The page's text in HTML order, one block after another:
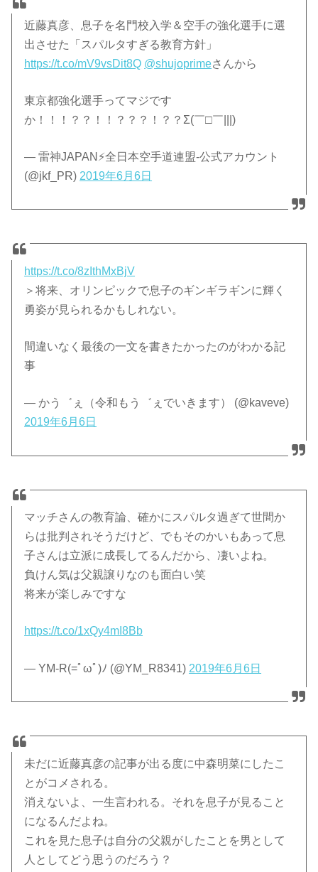
近藤真彦、息子を名門校入学＆空手の強化選手に選
出させた「スパルタすぎる教育方針」
https://t.co/mV9vsDit8Q @shujoprimeさんから
東京都強化選手ってマジです
か！！！？？！！？？？！？？Σ(￣□￣|||)
— 雷神JAPAN⚡全日本空手道連盟-公式アカウント
(@jkf_PR) 2019年6月6日
https://t.co/8zIthMxBjV
＞将来、オリンピックで息子のギンギラギンに輝く
勇姿が見られるかもしれない。
間違いなく最後の一文を書きたかったのがわかる記
事
— かう゛ぇ（令和もう゛ぇでいきます） (@kaveve)
2019年6月6日
マッチさんの教育論、確かにスパルタ過ぎて世間か
らは批判されそうだけど、でもそのかいもあって息
子さんは立派に成長してるんだから、凄いよね。
負けん気は父親譲りなのも面白い笑
将来が楽しみですな
https://t.co/1xQy4mI8Bb
— YM-R(=ﾟωﾟ)ﾉ (@YM_R8341) 2019年6月6日
未だに近藤真彦の記事が出る度に中森明菜にしたこ
とがコメされる。
消えないよ、一生言われる。それを息子が見ること
になるんだよね。
これを見た息子は自分の父親がしたことを男として
人としてどう思うのだろう？